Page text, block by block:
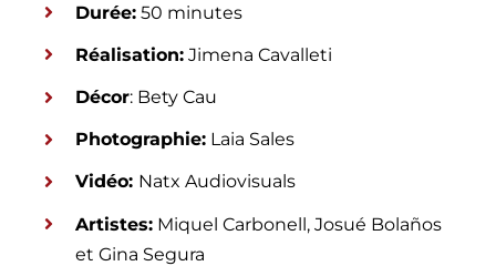
Durée: 50 minutes
Réalisation: Jimena Cavalleti
Décor: Bety Cau
Photographie: Laia Sales
Vidéo: Natx Audiovisuals
Artistes: Miquel Carbonell, Josué Bolaños
et Gina Segura